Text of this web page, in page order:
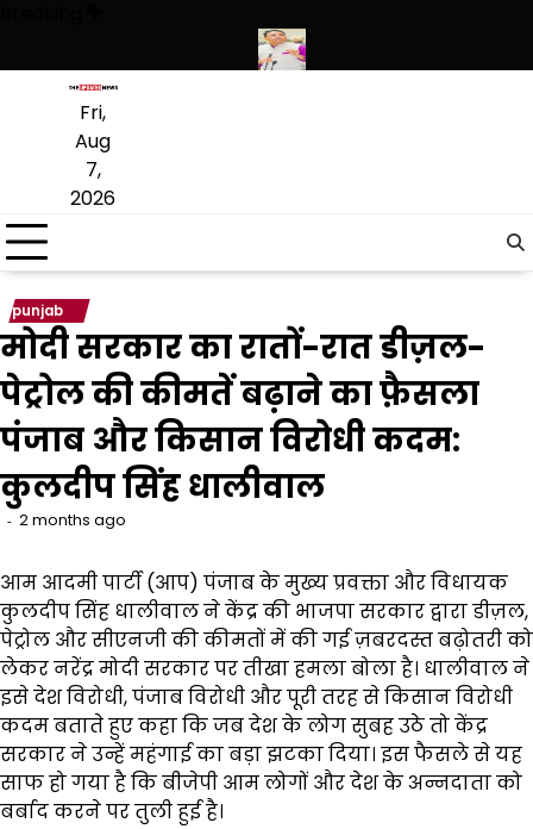
content
Fri,
Aug
7,
2026
punjab
मोदी सरकार का रातों-रात डीज़ल-
पेट्रोल की कीमतें बढ़ाने का फ़ैसला
पंजाब और किसान विरोधी कदम:
कुलदीप सिंह धालीवाल
2 months ago
आम आदमी पार्टी (आप) पंजाब के मुख्य प्रवक्ता और विधायक
कुलदीप सिंह धालीवाल ने केंद्र की भाजपा सरकार द्वारा डीज़ल,
पेट्रोल और सीएनजी की कीमतों में की गई ज़बरदस्त बढ़ोतरी को
लेकर नरेंद्र मोदी सरकार पर तीखा हमला बोला है। धालीवाल ने
इसे देश विरोधी, पंजाब विरोधी और पूरी तरह से किसान विरोधी
कदम बताते हुए कहा कि जब देश के लोग सुबह उठे तो केंद्र
सरकार ने उन्हें महंगाई का बड़ा झटका दिया। इस फैसले से यह
साफ हो गया है कि बीजेपी आम लोगों और देश के अन्नदाता को
बर्बाद करने पर तुली हुई है।